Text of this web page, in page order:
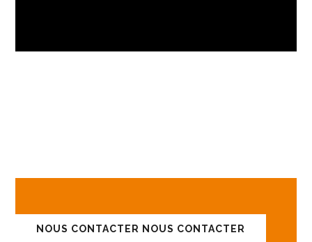
NOUS CONTACTER NOUS CONTACTER